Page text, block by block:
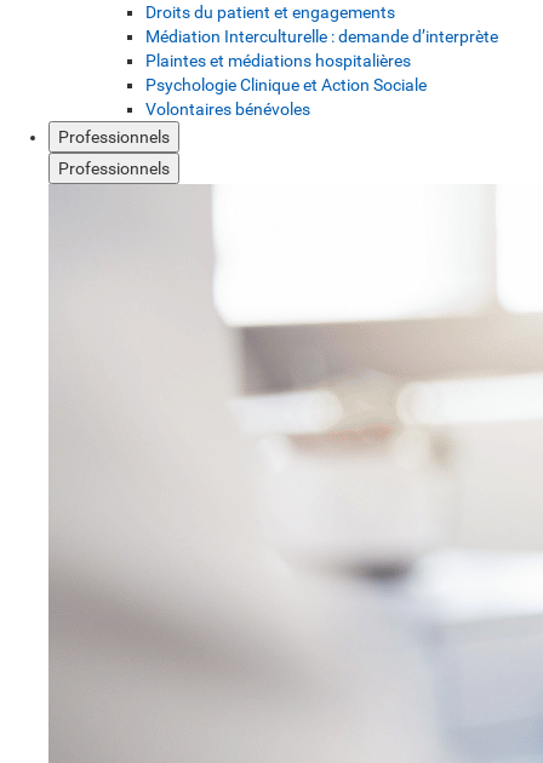
Droits du patient et engagements
Médiation Interculturelle : demande d’interprète
Plaintes et médiations hospitalières
Psychologie Clinique et Action Sociale
Volontaires bénévoles
Professionnels
Professionnels